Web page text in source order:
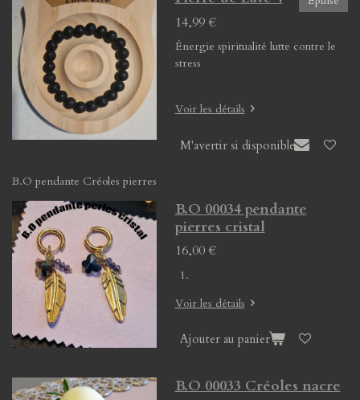
14,99 €
Énergie spiritualité lutte contre le
stress
Voir les détails
M'avertir si disponible
B.O pendante Créoles pierres
B.O 00034 pendante
pierres cristal
16,00 €
Voir les détails
Ajouter au panier
B.O 00033 Créoles nacre